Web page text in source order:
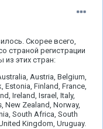
Скорее всего,
страной регистрации
из этих стран:
Austria, Belgium,
Estonia, Finland, France,
Ireland, Israel, Italy,
New Zealand, Norway,
South Africa, South
Kingdom, Uruguay.